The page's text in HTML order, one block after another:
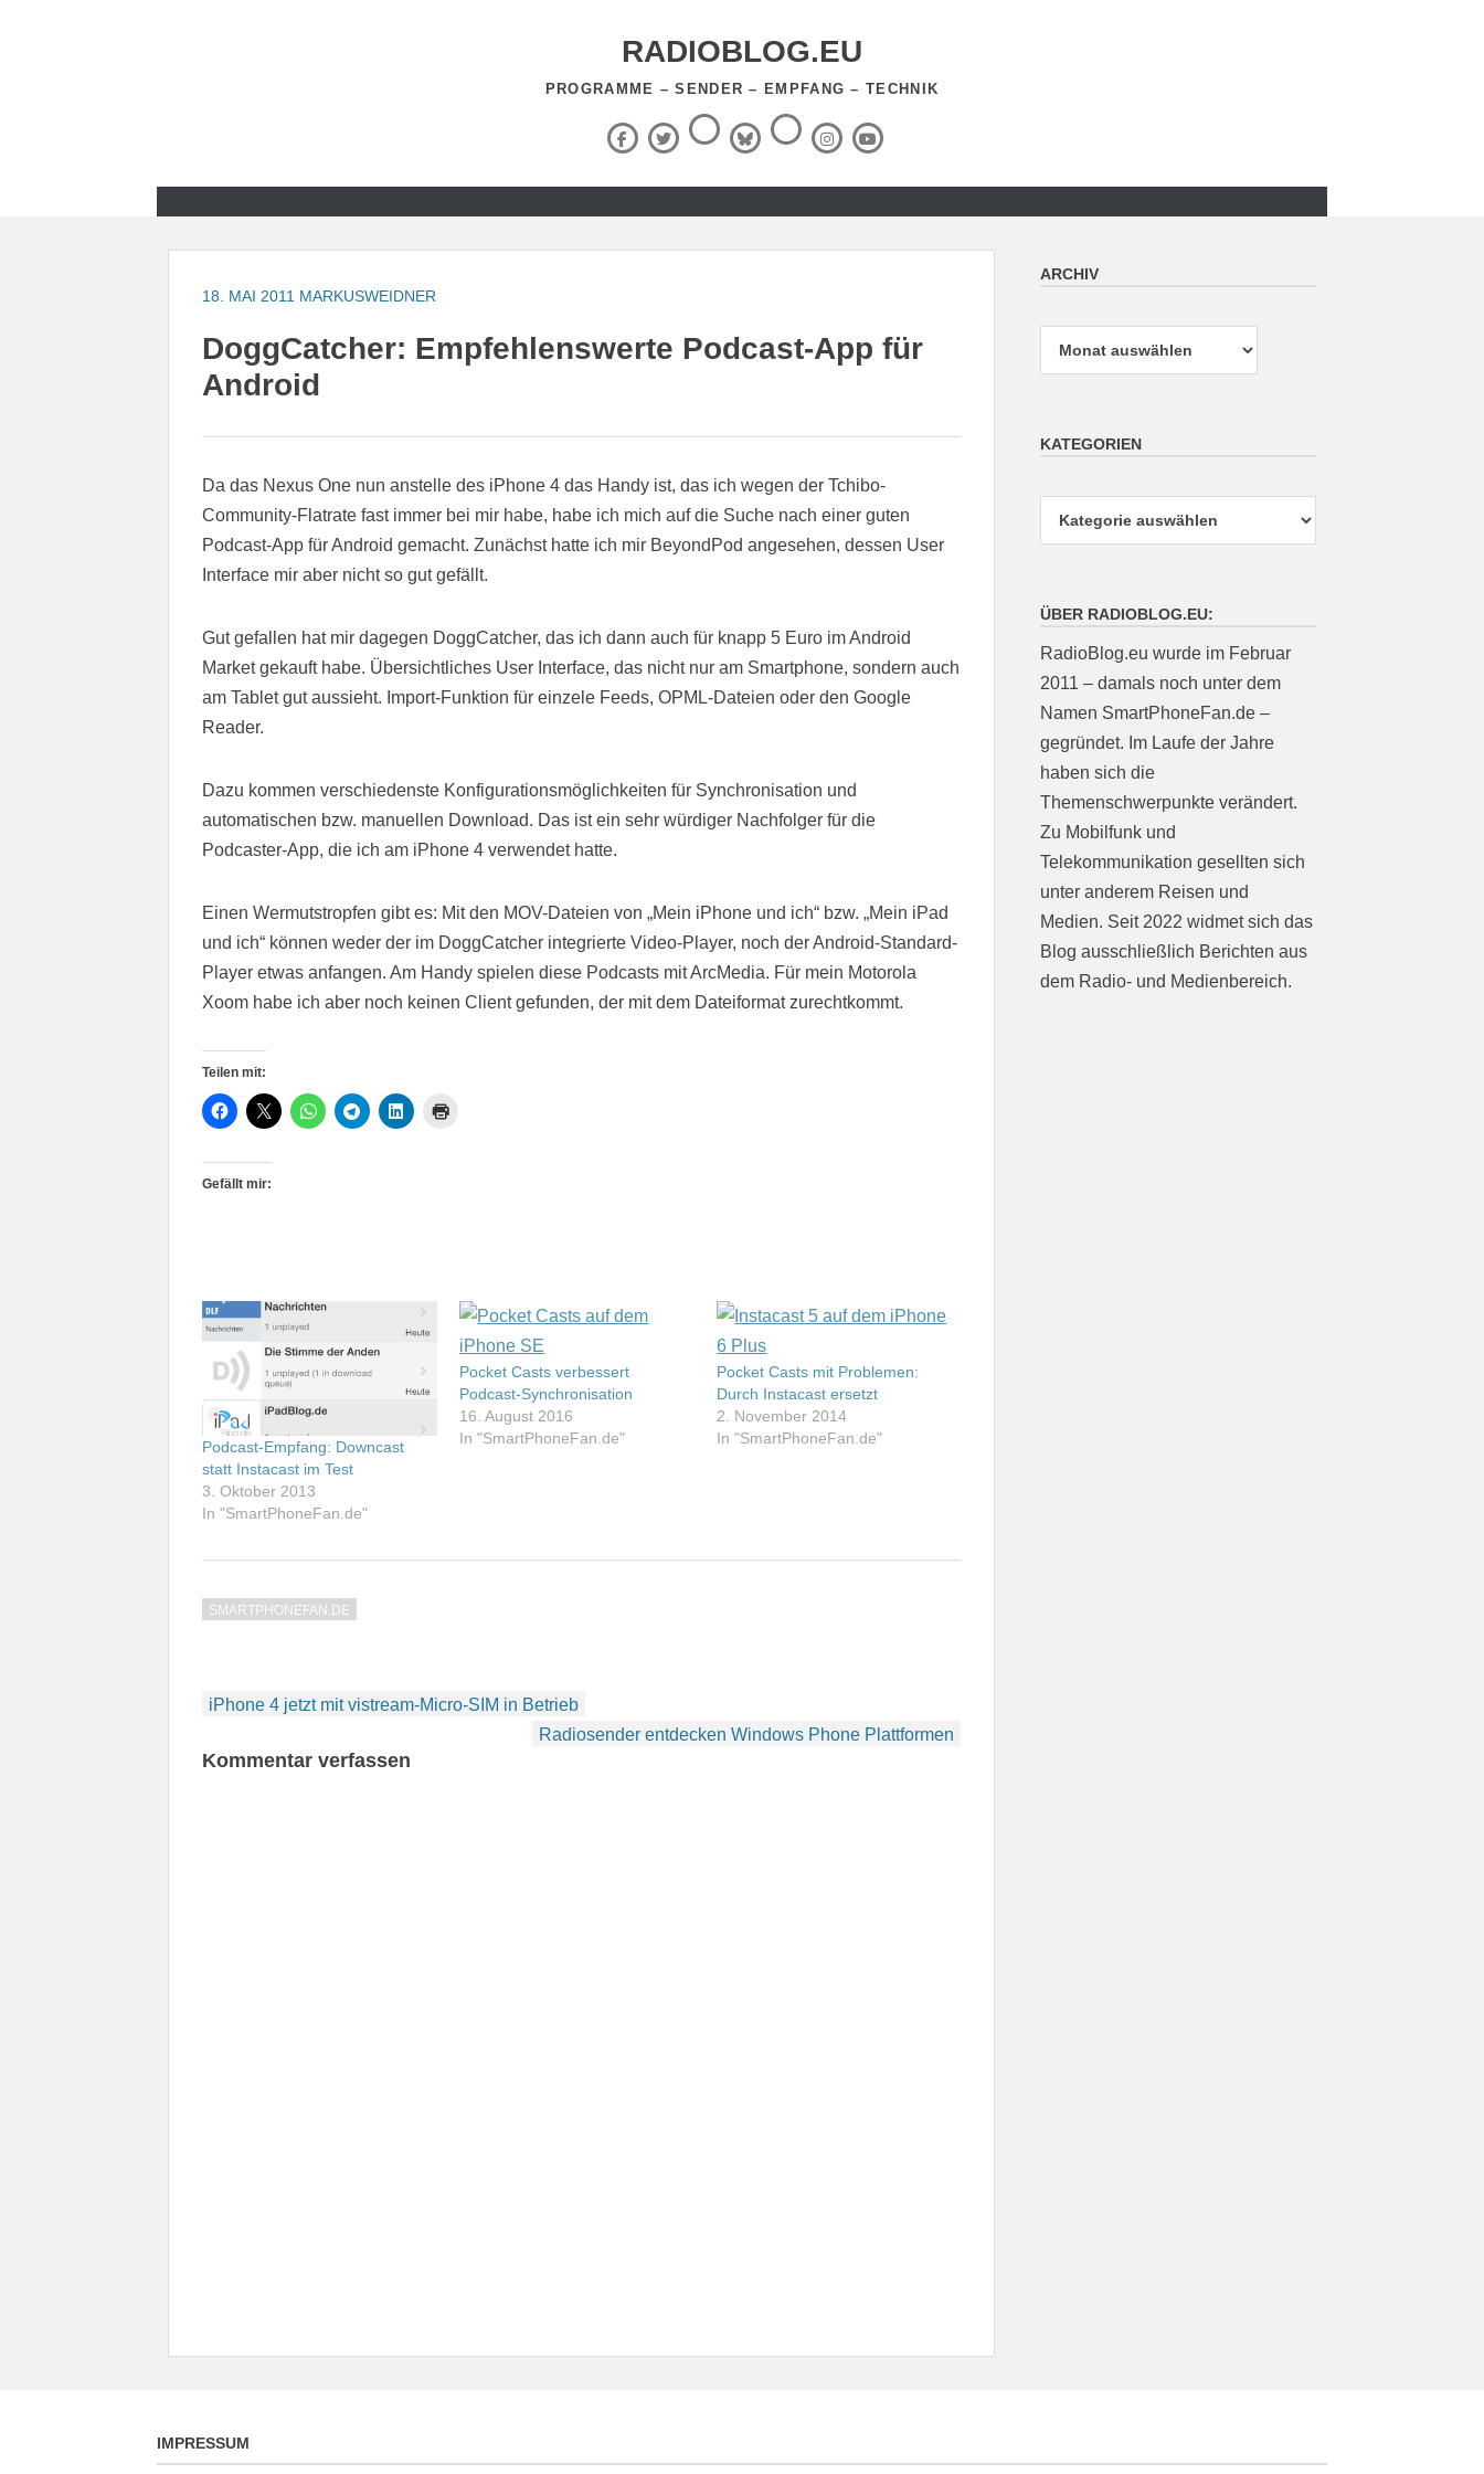
RADIOBLOG.EU
PROGRAMME – SENDER – EMPFANG – TECHNIK
Facebook
X
(Twitter)
ThreadsBlueSky
RSS-
Feed InstagramYouTube
18. MAI 2011 MARKUSWEIDNER
DoggCatcher: Empfehlenswerte Podcast-App für
Android
Da das Nexus One nun anstelle des iPhone 4 das Handy ist, das ich wegen der Tchibo-
Community-Flatrate fast immer bei mir habe, habe ich mich auf die Suche nach einer guten
Podcast-App für Android gemacht. Zunächst hatte ich mir BeyondPod angesehen, dessen User
Interface mir aber nicht so gut gefällt.
Gut gefallen hat mir dagegen DoggCatcher, das ich dann auch für knapp 5 Euro im Android
Market gekauft habe. Übersichtliches User Interface, das nicht nur am Smartphone, sondern auch
am Tablet gut aussieht. Import-Funktion für einzele Feeds, OPML-Dateien oder den Google
Reader.
Dazu kommen verschiedenste Konfigurationsmöglichkeiten für Synchronisation und
automatischen bzw. manuellen Download. Das ist ein sehr würdiger Nachfolger für die
Podcaster-App, die ich am iPhone 4 verwendet hatte.
Einen Wermutstropfen gibt es: Mit den MOV-Dateien von „Mein iPhone und ich“ bzw. „Mein iPad
und ich“ können weder der im DoggCatcher integrierte Video-Player, noch der Android-Standard-
Player etwas anfangen. Am Handy spielen diese Podcasts mit ArcMedia. Für mein Motorola
Xoom habe ich aber noch keinen Client gefunden, der mit dem Dateiformat zurechtkommt.
Teilen mit:
Gefällt mir:
Podcast-Empfang: Downcast
statt Instacast im Test
3. Oktober 2013
In "SmartPhoneFan.de"
Pocket Casts verbessert
Podcast-Synchronisation
16. August 2016
In "SmartPhoneFan.de"
Pocket Casts mit Problemen:
Durch Instacast ersetzt
2. November 2014
In "SmartPhoneFan.de"
SMARTPHONEFAN.DE
Beitragsnavigation
iPhone 4 jetzt mit vistream-Micro-SIM in Betrieb
Radiosender entdecken Windows Phone Plattformen
Kommentar verfassen
ARCHIV
KATEGORIEN
ÜBER RADIOBLOG.EU:
RadioBlog.eu wurde im Februar
2011 – damals noch unter dem
Namen SmartPhoneFan.de –
gegründet. Im Laufe der Jahre
haben sich die
Themenschwerpunkte verändert.
Zu Mobilfunk und
Telekommunikation gesellten sich
unter anderem Reisen und
Medien. Seit 2022 widmet sich das
Blog ausschließlich Berichten aus
dem Radio- und Medienbereich.
IMPRESSUM